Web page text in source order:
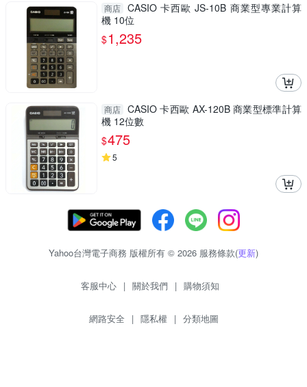
商店 CASIO 卡西歐 JS-10B 商業型專業計算
機 10位
$1,235
商店 CASIO 卡西歐 AX-120B 商業型標準計算
機 12位數
$475
5
Yahoo台灣電子商務 版權所有 © 2026 服務條款(更新)
客服中心 | 關於我們 | 購物須知
網路安全 | 隱私權 | 分類地圖